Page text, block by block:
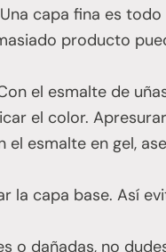
capa fina es
producto
el esmalte de
el color.
esmalte en gel,
la capa base. Así
o dañadas, no